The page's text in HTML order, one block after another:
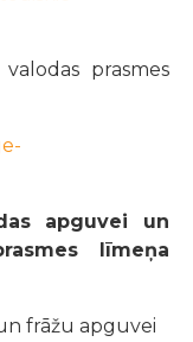
prasmes
apguvei un
līmeņa
frāžu apguvei